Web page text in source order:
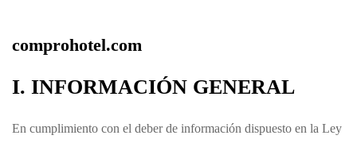
comprohotel.com
I. INFORMACIÓN GENERAL
En cumplimiento con el deber de información dispuesto en la Ley